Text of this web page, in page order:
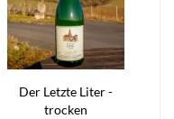
Der Letzte Liter -
trocken